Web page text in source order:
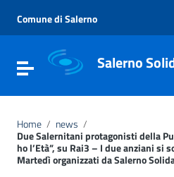
Vai al menu di navigazione
Vai al footer
Comune di Salerno
Attiva / disattiva laSalerno
Home / news /
Due Salernitani protagonisti della
ho l’Età”, su Rai3 – I due anziani si
Martedì organizzati da Salerno